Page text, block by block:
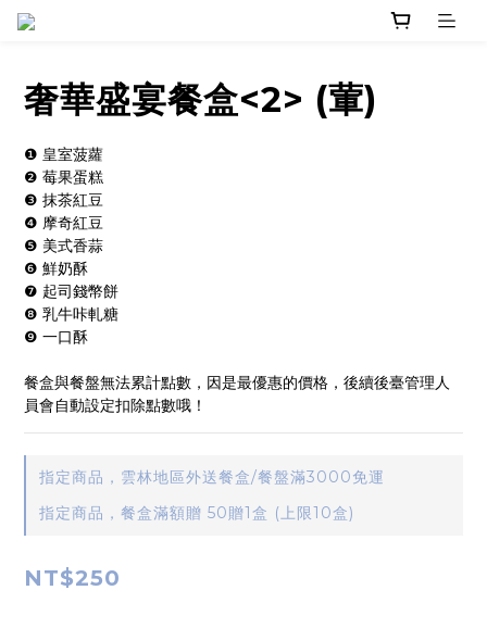
奢華盛宴餐盒<2> (葷)
❶ 皇室菠蘿
❷ 莓果蛋糕
❸ 抹茶紅豆
❹ 摩奇紅豆
❺ 美式香蒜
❻ 鮮奶酥
❼ 起司錢幣餅
❽ 乳牛咔軋糖
❾ 一口酥
餐盒與餐盤無法累計點數，因是最優惠的價格，後續後臺管理人
員會自動設定扣除點數哦！
指定商品，雲林地區外送餐盒/餐盤滿3000免運
指定商品，餐盒滿額贈 50贈1盒 (上限10盒)
NT$250